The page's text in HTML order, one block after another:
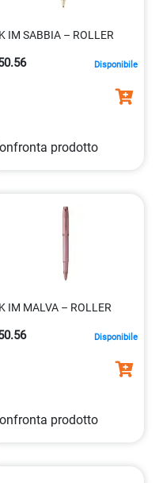
IM SABBIA – ROLLER
Disponibile
prodotto
IM MALVA – ROLLER
Disponibile
prodotto